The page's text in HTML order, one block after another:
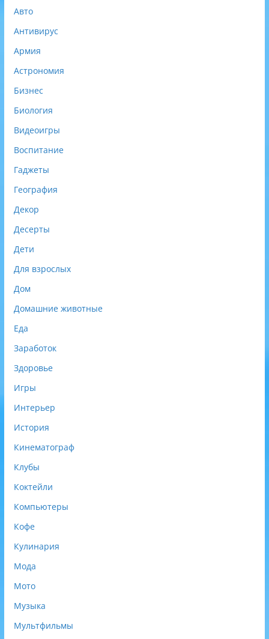
Авто
Антивирус
Армия
Астрономия
Бизнес
Биология
Видеоигры
Воспитание
Гаджеты
География
Декор
Десерты
Дети
Для взрослых
Дом
Домашние животные
Еда
Заработок
Здоровье
Игры
Интерьер
История
Кинематограф
Клубы
Коктейли
Компьютеры
Кофе
Кулинария
Мода
Мото
Музыка
Мультфильмы